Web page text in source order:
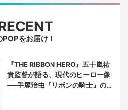
POPをお届け！
『THE RIBBON HERO』五十嵐祐
貴監督が語る、現代のヒーロー像
──手塚治虫『リボンの騎士』の